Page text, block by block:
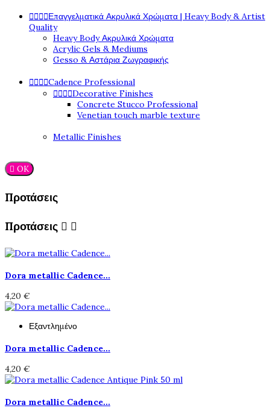
Επαγγελματικά Ακρυλικά Χρώματα | Heavy Body & Artist
Quality
Heavy Body Ακρυλικά Χρώματα
Acrylic Gels & Mediums
Gesso & Αστάρια Ζωγραφικής
Cadence Professional
Decorative Finishes
Concrete Stucco Professional
Venetian touch marble texture
Metallic Finishes
 OK
Προτάσεις
Προτάσεις  
Dora metallic Cadence...
4,20 €
Εξαντλημένο
Dora metallic Cadence...
4,20 €
Dora metallic Cadence...